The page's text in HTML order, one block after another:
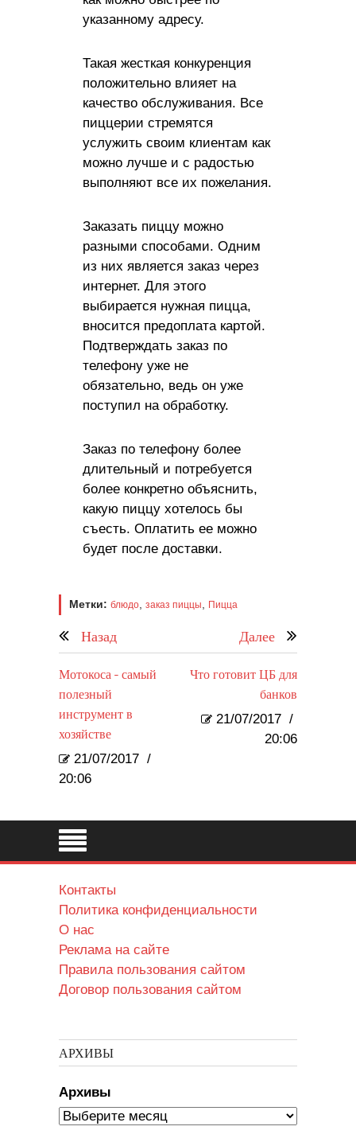
указанному адресу.
Такая жесткая конкуренция
положительно влияет на
качество обслуживания. Все
пиццерии стремятся
услужить своим клиентам как
можно лучше и с радостью
выполняют все их пожелания.
Заказать пиццу можно
разными способами. Одним
из них является заказ через
интернет. Для этого
выбирается нужная пицца,
вносится предоплата картой.
Подтверждать заказ по
телефону уже не
обязательно, ведь он уже
поступил на обработку.
Заказ по телефону более
длительный и потребуется
более конкретно объяснить,
какую пиццу хотелось бы
съесть. Оплатить ее можно
будет после доставки.
Метки: блюдо заказ пиццы Пицца
Назад Далее
Мотокоса - самый
полезный
инструмент в
хозяйстве
21/07/2017 /
20:06
Что готовит ЦБ для
банков
21/07/2017 /
20:06
Контакты
Политика конфиденциальности
О нас
Реклама на сайте
Правила пользования сайтом
Договор пользования сайтом
АРХИВЫ
Архивы